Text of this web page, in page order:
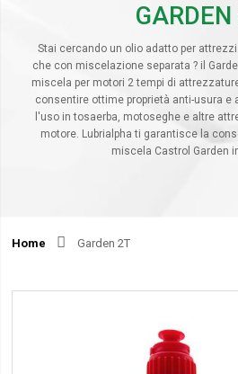
Stai cercando un olio adatto per
che con miscelazione separata ? il
miscela per motori 2 tempi di
consentire ottime proprietà anti-usura e
l'uso in tosaerba, motoseghe e altre
motore. Lubrialpha ti garantisce la
miscela Castrol Garden
Home Garden 2T